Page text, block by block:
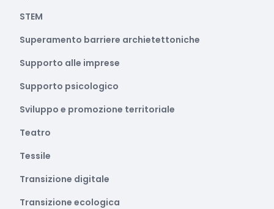
STEM
Superamento barriere archietettoniche
Supporto alle imprese
Supporto psicologico
Sviluppo e promozione territoriale
Teatro
Tessile
Transizione digitale
Transizione ecologica